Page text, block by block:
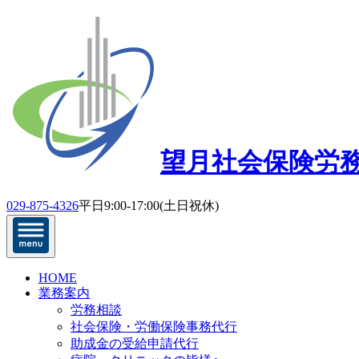
望月社会保険労
029-875-4326平日9:00-17:00(土日祝休)
HOME
業務案内
労務相談
社会保険・労働保険事務代行
助成金の受給申請代行